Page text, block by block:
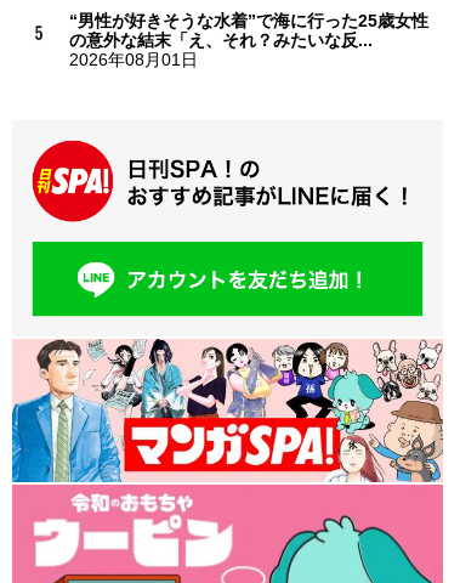
“男性が好きそうな水着”で海に行った25歳女性
の意外な結末「え、それ？みたいな反...
2026年08月01日